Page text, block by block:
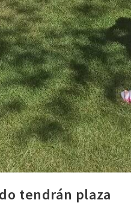
tendrán plaza